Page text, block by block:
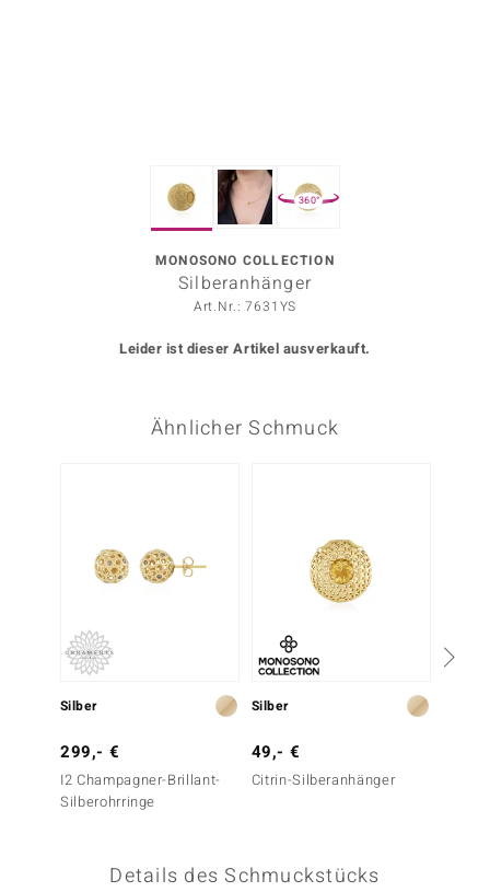
Collection
BY DE MELO
360°
MONOSONO COLLECTION
Silberanhänger
Art.Nr.: 7631YS
Leider ist dieser Artikel ausverkauft.
Ähnlicher Schmuck
Silber
299,- €
I2 Champagner-Brillant-
Silberohrringe
Silber
49,- €
Citrin-Silberanhänger
Details des Schmuckstücks